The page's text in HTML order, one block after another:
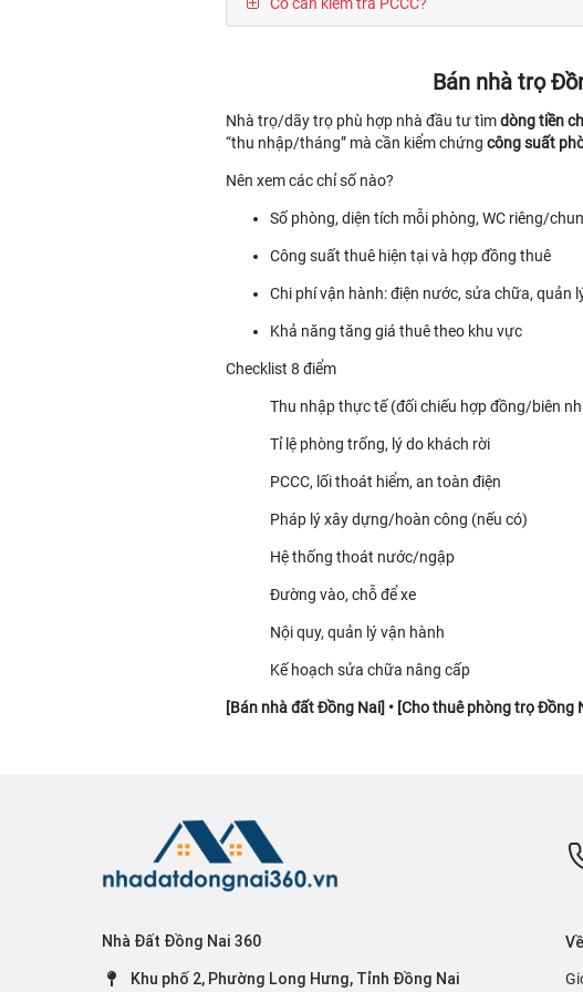
Bán nhà trọ
Nhà trọ/dãy trọ phù hợp nhà đầu tư tìmdòng tiền
“thu nhập/tháng” mà cần kiểm chứng công suất
Nên xem các chỉ số nào?
Số phòng, diện tích mỗi phòng, WC riêng/
Công suất thuê hiện tại và hợp đồng thuê
Chi phí vận hành: điện nước, sửa chữa, quản
Khả năng tăng giá thuê theo khu vực
Checklist 8 điểm
Thu nhập thực tế (đối chiếu hợp đồng/biên
Tỉ lệ phòng trống, lý do khách rời
PCCC, lối thoát hiểm, an toàn điện
Pháp lý xây dựng/hoàn công (nếu có)
Hệ thống thoát nước/ngập
Đường vào, chỗ để xe
Nội quy, quản lý vận hành
Kế hoạch sửa chữa nâng cấp
[Bán nhà đất Đồng Nai] • [Cho thuê phòng trọ Đồng
Nhà Đất Đồng Nai 360
Khu phố 2, Phường Long Hưng, Tỉnh Đồng Nai